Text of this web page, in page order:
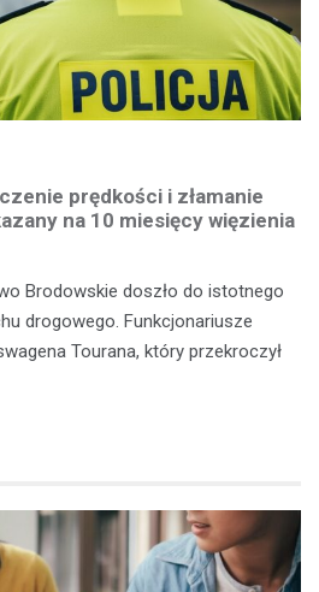
prędkości i złamanie
na 10 miesięcy więzienia
Brodowskie doszło do istotnego
drogowego. Funkcjonariusze
Tourana, który przekroczył